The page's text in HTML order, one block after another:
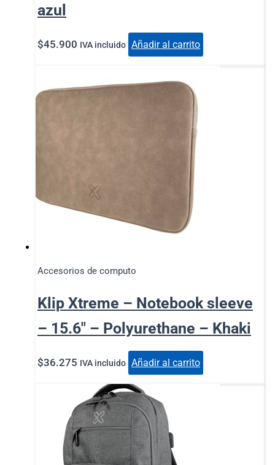
azul
$45.900 IVA incluido Añadir al carrito
Accesorios de computo
Klip Xtreme – Notebook sleeve
– 15.6″ – Polyurethane – Khaki
$36.275 IVA incluido Añadir al carrito